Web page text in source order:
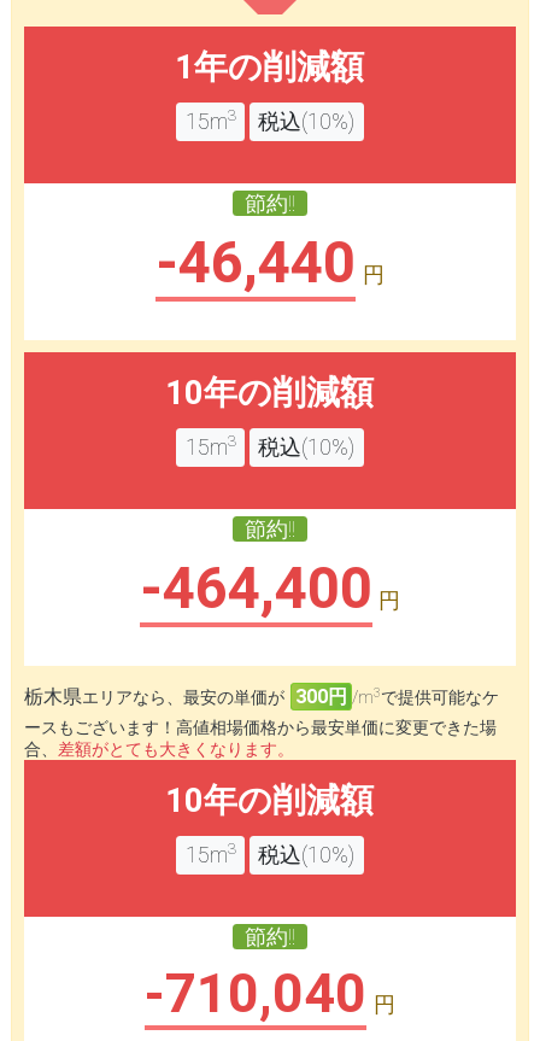
1年の削減額
15m3 税込(10%)
節約!!
-46,440 円
10年の削減額
15m3 税込(10%)
節約!!
-464,400 円
栃木県エリアなら、最安の単価が 300円 /m3で提供可能なケ
ースもございます！高値相場価格から最安単価に変更できた場
合、 差額がとても大きくなります。
10年の削減額
15m3 税込(10%)
節約!!
-710,040 円